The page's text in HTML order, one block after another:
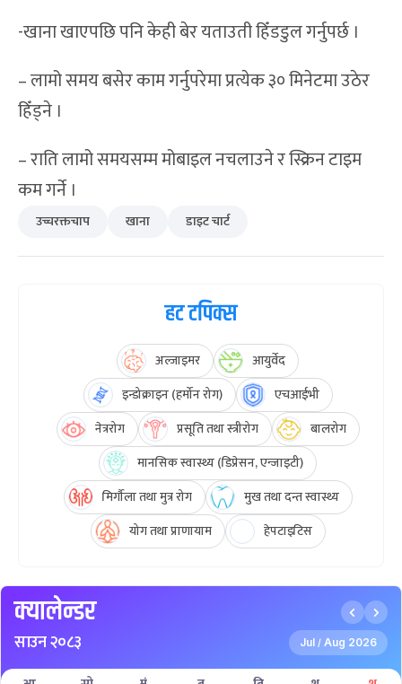
-खाना खाएपछि पनि केही बेर यताउती हिँडडुल गर्नुपर्छ ।
– लामो समय बसेर काम गर्नुपरेमा प्रत्येक ३० मिनेटमा उठेर
हिँड्ने ।
– राति लामो समयसम्म मोबाइल नचलाउने र स्क्रिन टाइम
कम गर्ने ।
उच्चरक्तचाप खाना डाइट चार्ट
हट टपिक्स
अल्जाइमर
आयुर्वेद
इन्डोक्राइन (हर्मोन रोग)
एचआईभी
नेत्ररोग
प्रसूति तथा स्त्रीरोग
बालरोग
मानसिक स्वास्थ्य (डिप्रेसन, एन्जाइटी)
मिर्गौला तथा मुत्र रोग
मुख तथा दन्त स्वास्थ्य
योग तथा प्राणायाम
हेपटाइटिस
क्यालेन्डर
साउन २०८३ Jul / Aug 2026